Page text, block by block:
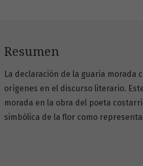
Resumen
La declaración de la guaria morada
orígenes en el discurso literario.
morada en la obra del poeta
simbólica de la flor como